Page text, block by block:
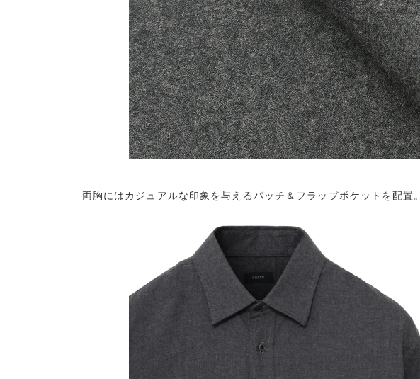
両胸にはカジュアルな印象を与えるパッチ＆フラップポケットを配置。